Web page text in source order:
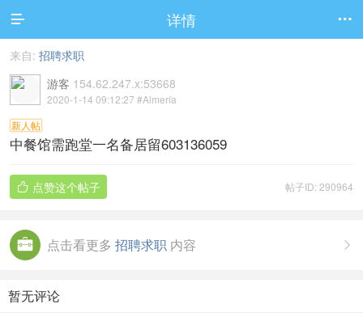
 详情 
来自: 招聘求职
游客 154.62.247.x:53668
2020-1-14 09:12:27 #Almería
新人帖
中餐馆需跑堂一名备居留603136059
帖子ID: 290964
 点赞这个帖子

点击看更多 招聘求职 内容
暂无评论